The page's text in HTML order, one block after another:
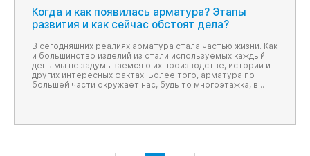
Когда и как появилась арматура? Этапы
развития и как сейчас обстоят дела?
В сегодняшних реалиях арматура стала частью жизни. Как
и большинство изделий из стали используемых каждый
день мы не задумываемся о их производстве, истории и
других интересных фактах. Более того, арматура по
большей части окружает нас, будь то многоэтажка, в
Но как давно она была изобретена? Сколько реально лет